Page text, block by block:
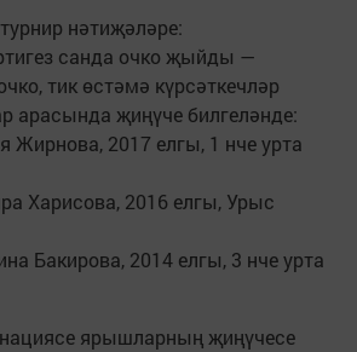
нәтиҗәләре:
санда очко җыйды —
тик өстәмә күрсәткечләр
арасында җиңүче билгеләнде:
Жирнова, 2017 елгы, 1 нче урта
Харисова, 2016 елгы, Урыс
Бакирова, 2014 елгы, 3 нче урта
ярышларның җиңүчесе